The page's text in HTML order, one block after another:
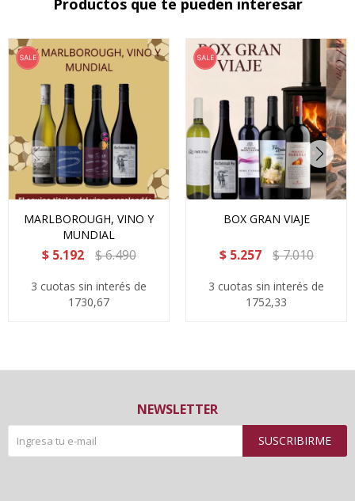
Productos que te pueden interesar
MARLBOROUGH, VINO Y
MUNDIAL
$ 5.192 $6.490
3 cuotas sin interés de
1730,67
BOX GRAN VIAJE
$ 5.257 $7.010
3 cuotas sin interés de
1752,33
NEWSLETTER
SUSCRIBIRME